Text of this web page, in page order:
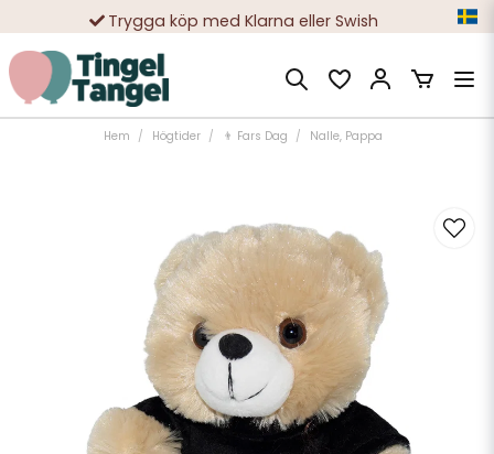
Trygga köp med Klarna eller Swish
10 000-tals nöjda kunder
Hem Högtider 👨 Fars Dag Nalle, Pappa